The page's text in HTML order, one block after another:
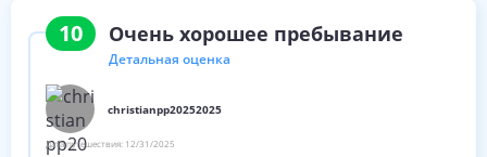
10 Очень хорошее пребывание
Детальная оценка
christianpp20252025
Дата путешествия: 12/31/2025